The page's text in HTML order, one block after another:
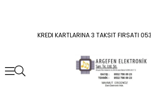
KREDI KARTLARINA 3 TAKSIT FIRSATI